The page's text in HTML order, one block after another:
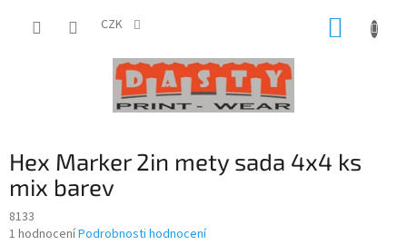
CZK
Hex Marker 2in mety sada 4x4 ks
mix barev
8133
Průměrné
1 hodnoceníPodrobnosti hodnocení